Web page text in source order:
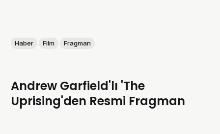
Haber Film Fragman
Andrew Garfield'lı 'The
Uprising'den Resmi Fragman